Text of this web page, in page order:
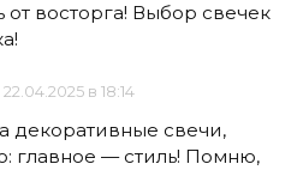
от восторга! Выбор свечек
22.04.2025 в 18:14
декоративные свечи,
главное — стиль! Помню,